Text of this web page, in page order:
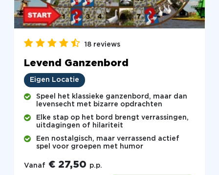
18 reviews
Levend Ganzenbord
Eigen Locatie
Speel het klassieke ganzenbord, maar dan
levensecht met bizarre opdrachten
Elke stap op het bord brengt verrassingen,
uitdagingen of hilariteit
Een nostalgisch, maar verrassend actief
spel voor groepen met humor
Vanaf € 27,50 p.p.